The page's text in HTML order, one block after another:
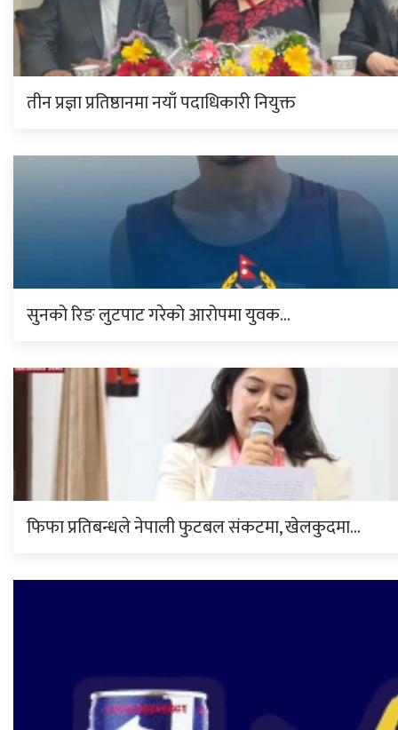
तीन प्रज्ञा प्रतिष्ठानमा नयाँ पदाधिकारी नियुक्त
सुनको रिङ लुटपाट गरेको आरोपमा युवक…
फिफा प्रतिबन्धले नेपाली फुटबल संकटमा, खेलकुदमा…